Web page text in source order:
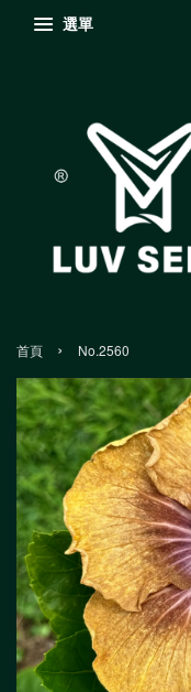
選單
首頁 › No.2560